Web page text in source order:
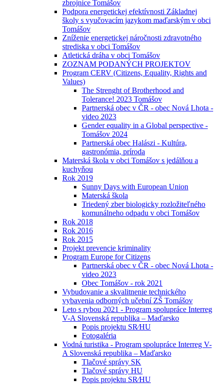
zbrojnice Tomášov
Podpora energetickej efektívnosti Základnej
školy s vyučovacím jazykom maďarským v obci
Tomášov
Zníženie energetickej náročnosti zdravotného
strediska v obci Tomášov
Atletická dráha v obci Tomášov
ZOZNAM PODANÝCH PROJEKTOV
Program CERV (Citizens, Equality, Rights and
Values)
The Strenght of Brotherhood and
Tolerance! 2023 Tomášov
Partnerská obec v ČR - obec Nová Lhota -
video 2023
Gender equality in a Global perspective -
Tomášov 2024
Partnerská obec Halászi - Kultúra,
gastronómia, príroda
Materská škola v obci Tomášov s jedálňou a
kuchyňou
Rok 2019
Sunny Days with European Union
Materská škola
Triedený zber biologicky rozložiteľného
komunálneho odpadu v obci Tomášov
Rok 2018
Rok 2016
Rok 2015
Projekt prevencie kriminality
Program Europe for Citizens
Partnerská obec v ČR - obec Nová Lhota -
video 2023
Obec Tomášov - rok 2021
Vybudovanie a skvalitnenie technického
vybavenia odborných učební ZŠ Tomášov
Leto s rybou 2021 - Program spolupráce Interreg
V-A Slovenská republika – Maďarsko
Popis projektu SR⁄HU
Fotogaléria
Vodná turistika - Program spolupráce Interreg V-
A Slovenská republika – Maďarsko
Tlačové správy SK
Tlačové správy HU
Popis projektu SR⁄HU